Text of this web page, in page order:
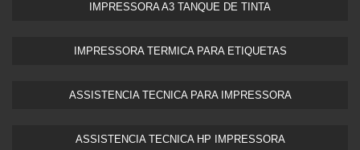
IMPRESSORA A3 TANQUE DE TINTA​
IMPRESSORA TERMICA PARA ETIQUETAS​
ASSISTENCIA TECNICA PARA IMPRESSORA
ASSISTENCIA TECNICA HP IMPRESSORA​